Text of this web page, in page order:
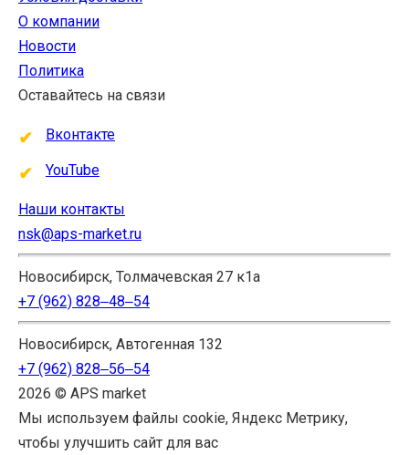
О компании
Новости
Политика
Оставайтесь на связи
Вконтакте
YouTube
Наши контакты
nsk@aps-market.ru
Новосибирск, Толмачевская 27 к1а
+7 (962) 828‒48‒54
Новосибирск, Автогенная 132
+7 (962) 828‒56‒54
2026 © APS market
Мы используем файлы cookie, Яндекс Метрику,
чтобы улучшить сайт для вас